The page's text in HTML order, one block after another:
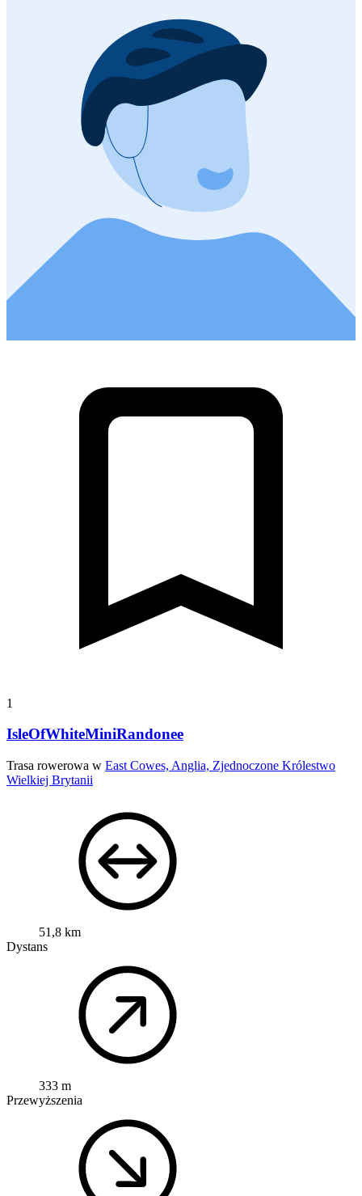
1
IsleOfWhiteMiniRandonee
Trasa rowerowa w East Cowes, Anglia, Zjednoczone Królestwo
Wielkiej Brytanii
51,8 km
Dystans
333 m
Przewyższenia